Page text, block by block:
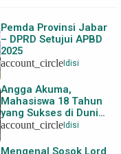
Pemda Provinsi Jabar
– DPRD Setujui APBD
2025
account_circle Idisi
Angga Akuma,
Mahasiswa 18 Tahun
yang Sukses di Dunia
Trading
account_circle Idisi
Mengenal Sosok Lord